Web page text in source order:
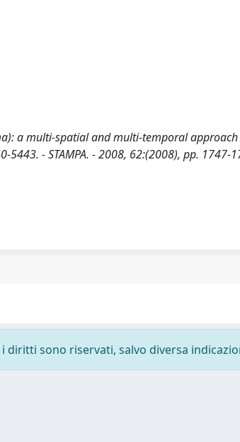
a multi-spatial and multi-temporal
5443. - STAMPA. - 2008, 62:(2008), pp.
sono riservati, salvo diversa